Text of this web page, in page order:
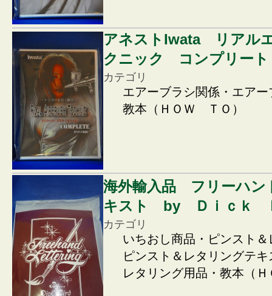
アネストIwata リアル
クニック コンプリート
カテゴリ
エアーブラシ関係・エア
教本（ＨＯＷ ＴＯ）
海外輸入品 フリーハン
キスト by Ｄｉｃｋ
カテゴリ
いちおし商品・ピンスト
ピンスト＆レタリングテ
レタリング用品・教本（